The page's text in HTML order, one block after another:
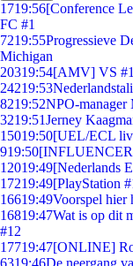
1719:56[Conference
FC #1
7219:55Progressieve
Michigan
20319:54[AMV] VS
24219:53
8219:52NPO-manager
3219:51Jerney
15019:50[UEL/ECL
919:50
12019:49[Nederlands
17219:49[PlayStation
16619:49Voorspel hier
16819:47Wat is op dit
#12
17719:47[ONLINE]
6319:46De neergang